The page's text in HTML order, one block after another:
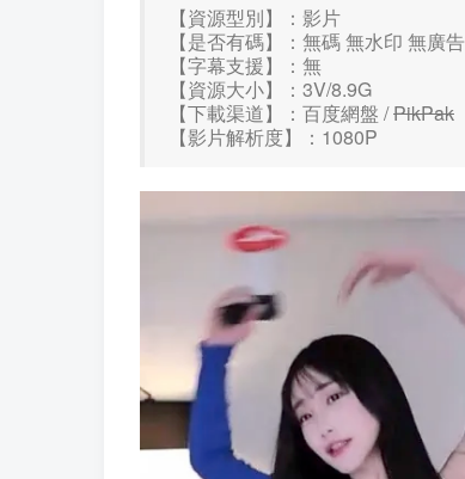
【資源型別】：影片
【是否有碼】：無碼 無水印 無廣告
【字幕支援】：無
【資源大小】：3V/8.9G
【下載渠道】：百度網盤 /PikPak
【影片解析度】：1080P